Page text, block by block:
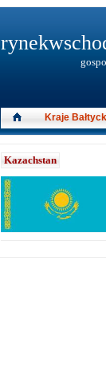
Kazachstan
Kraje